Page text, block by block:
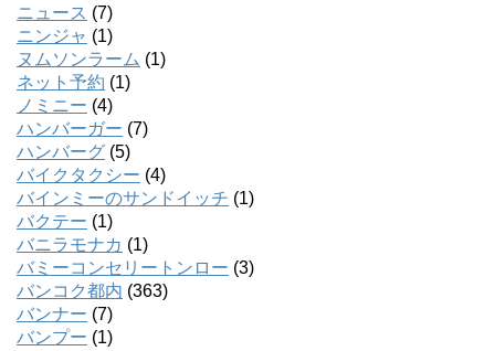
ニュース (7)
ニンジャ (1)
ヌムソンラーム (1)
ネット予約 (1)
ノミニー (4)
ハンバーガー (7)
ハンバーグ (5)
バイクタクシー (4)
バインミーのサンドイッチ (1)
バクテー (1)
バニラモナカ (1)
バミーコンセリートンロー (3)
バンコク都内 (363)
バンナー (7)
バンプー (1)